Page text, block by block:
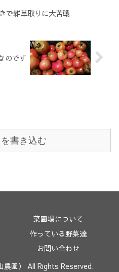
で雑草取りに大苦戦
のです
書き込む
菜園場について
作っている野菜達
お問い合わせ
園） All Rights Reserved.